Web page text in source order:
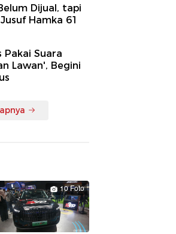
Dijual, tapi
Hamka 61
Pakai Suara
Lawan', Begini
10 Foto